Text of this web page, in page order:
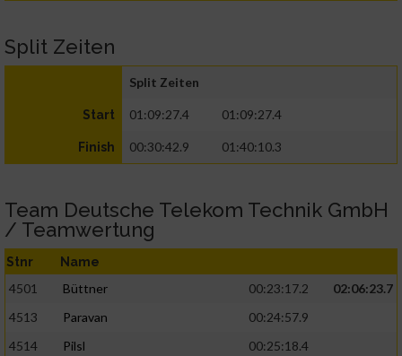
Split Zeiten
Split Zeiten
Start 01:09:27.4 01:09:27.4
Finish 00:30:42.9 01:40:10.3
Team Deutsche Telekom Technik GmbH
/ Teamwertung
Stnr Name
4501 Büttner 00:23:17.2
02:06:23.7
4513
Paravan
00:24:57.9
4514
Pilsl
00:25:18.4